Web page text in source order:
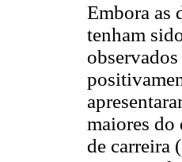
Embora as
tenham
maiores do
de carreira